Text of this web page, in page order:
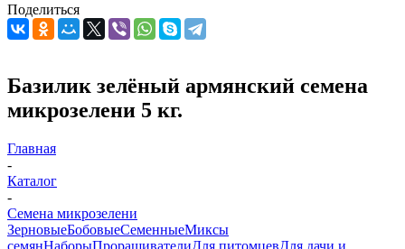
Поделиться
Базилик зелёный армянский семена
микрозелени 5 кг.
Главная
-
Каталог
-
Семена микрозелени
ЗерновыеБобовыеСеменныеМиксы
семянНаборыПроращивателиДля питомцевДля дачи и